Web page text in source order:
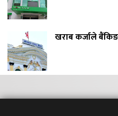
खराब कर्जाले बैंकिङ